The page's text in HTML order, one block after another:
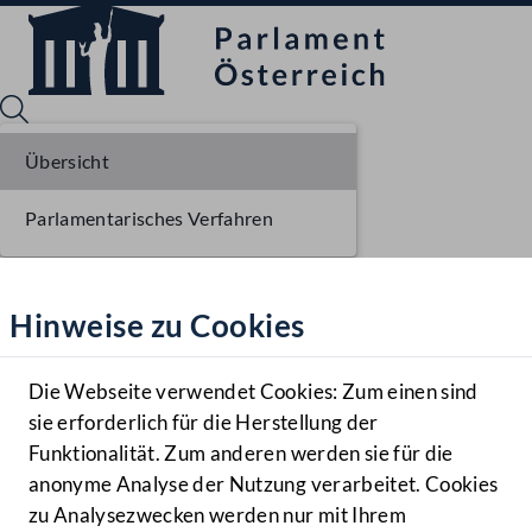
Hilfe
Benutzer
Navigationsmenü öffnen
MENÜ
Hinweise zu Cookies
Die Webseite verwendet Cookies: Zum einen sind
sie erforderlich für die Herstellung der
Funktionalität. Zum anderen werden sie für die
anonyme Analyse der Nutzung verarbeitet. Cookies
zu Analysezwecken werden nur mit Ihrem
Übersicht
Parlamentarisches Verfahren